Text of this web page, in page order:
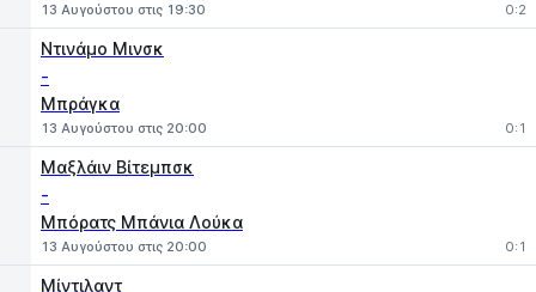
13 Αυγούστου στις 19:30 0:2
Ντινάμο Μινσκ
-
Μπράγκα
13 Αυγούστου στις 20:00 0:1
Μαξλάιν Βίτεμπσκ
-
Μπόρατς Μπάνια Λούκα
13 Αυγούστου στις 20:00 0:1
Μίντιλαντ